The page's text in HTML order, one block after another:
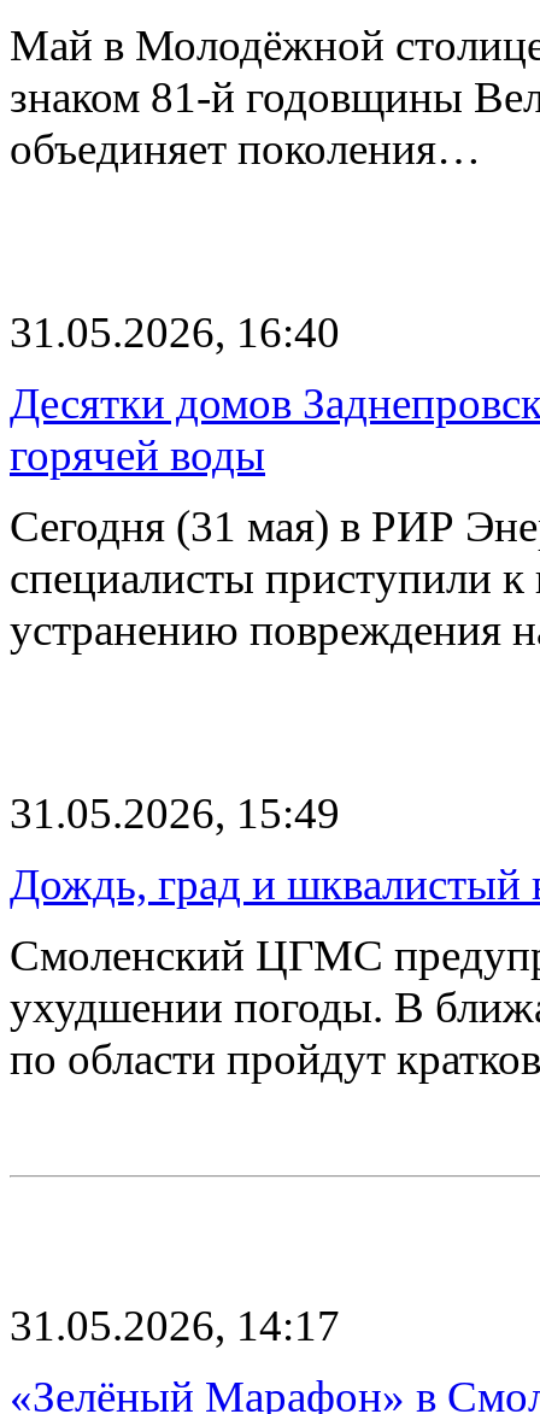
Май в Молодёжной
знаком 81-й годовщины
объединяет поколения…
31.05.2026, 16:40
Десятки домов
горячей воды
Сегодня (31 мая) в РИР
специалисты приступили
устранению повреждения
31.05.2026, 15:49
Дождь, град и шквалистый
Смоленский ЦГМС
ухудшении погоды. В
по области пройдут
31.05.2026, 14:17
«Зелёный Марафон» в